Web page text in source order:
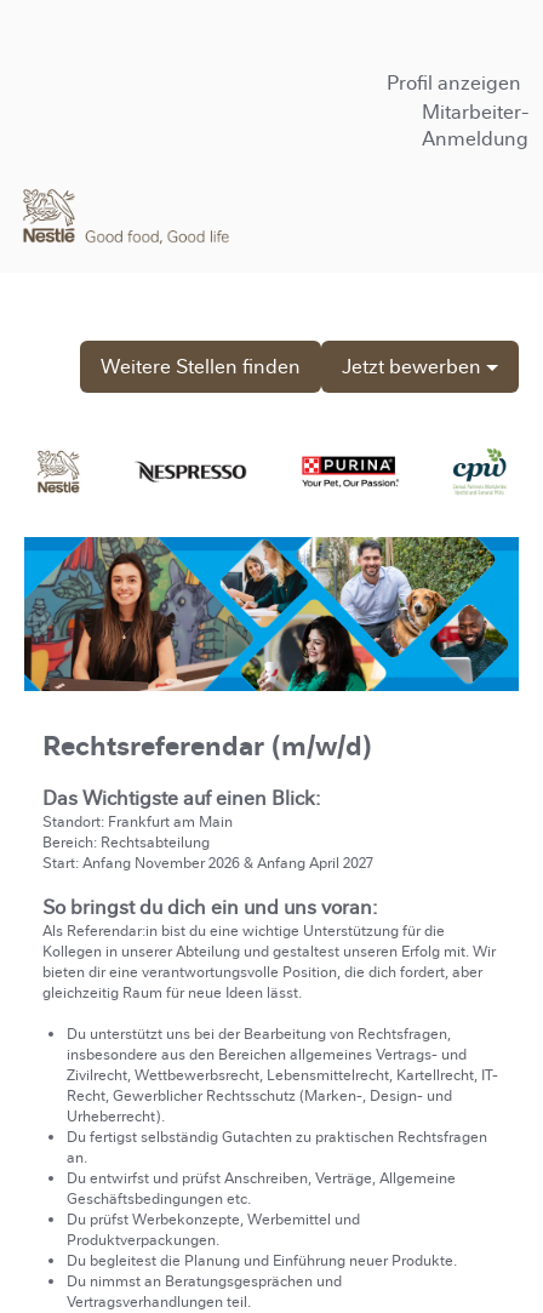
Profil anzeigen
Mitarbeiter-
Anmeldung
Jetzt bewerben
Weitere Stellen finden
Rechtsreferendar (m/w/d)
Das Wichtigste auf einen Blick:
Standort: Frankfurt am Main
Bereich: Rechtsabteilung
Start: Anfang November 2026 & Anfang April 2027
So bringst du dich ein und uns voran:
Als Referendar:in bist du eine wichtige Unterstützung für die
Kollegen in unserer Abteilung und gestaltest unseren Erfolg mit. Wir
bieten dir eine verantwortungsvolle Position, die dich fordert, aber
gleichzeitig Raum für neue Ideen lässt.
Du unterstützt uns bei der Bearbeitung von Rechtsfragen,
insbesondere aus den Bereichen allgemeines Vertrags- und
Zivilrecht, Wettbewerbsrecht, Lebensmittelrecht, Kartellrecht, IT-
Recht, Gewerblicher Rechtsschutz (Marken-, Design- und
Urheberrecht).
Du fertigst selbständig Gutachten zu praktischen Rechtsfragen
an.
Du entwirfst und prüfst Anschreiben, Verträge, Allgemeine
Geschäftsbedingungen etc.
Du prüfst Werbekonzepte, Werbemittel und
Produktverpackungen.
Du begleitest die Planung und Einführung neuer Produkte.
Du nimmst an Beratungsgesprächen und
Vertragsverhandlungen teil.